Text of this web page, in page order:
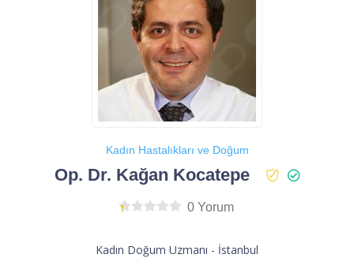
Kadın Hastalıkları ve Doğum
Op. Dr. Kağan Kocatepe
0 Yorum
Kadın Doğum Uzmanı - İstanbul